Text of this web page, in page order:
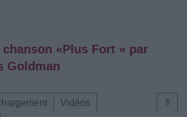
«Plus Fort » par
Goldman
⇑
Vidéos